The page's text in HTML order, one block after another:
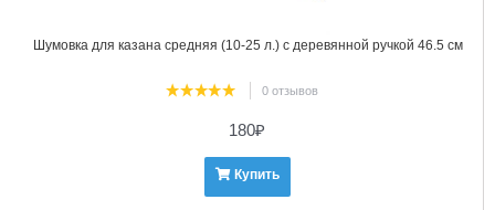
Шумовка для казана средняя (10-25 л.) с деревянной ручкой 46.5 см
0 отзывов
180₽
Купить